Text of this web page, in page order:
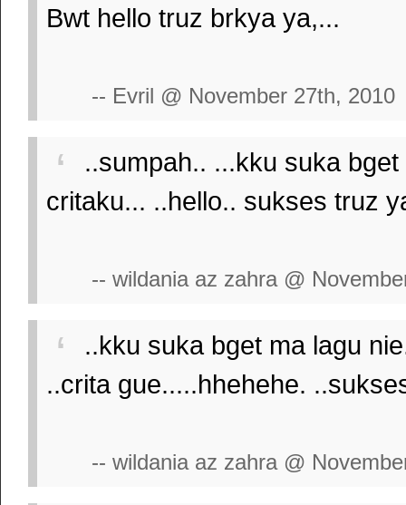
Bwt hello truz brkya ya,...
-- Evril @ November 27th, 2010
..sumpah.. ...kku suka
critaku... ..hello.. sukses truz
-- wildania az zahra @
..kku suka bget ma lagu
..crita gue.....hhehehe.
-- wildania az zahra @